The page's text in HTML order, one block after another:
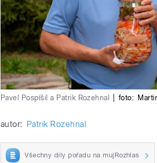
Pavel Pospíšil a Patrik Rozehnal foto:
autor: Patrik Rozehnal
Všechny díly pořadu na mujRozhlas